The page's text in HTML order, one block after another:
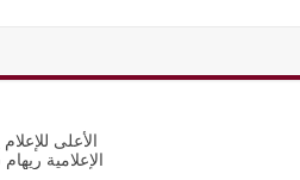
الأعلى
الإعلامية